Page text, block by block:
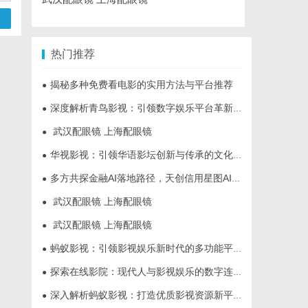
热门推荐
● 揭秘多种免费看电影的实用方法与平台推荐
● 深度解析青鸟影视：引领数字娱乐平台革新的先锋力量
● 武汉配眼镜 上海配眼镜
● 华视影视：引领华语影坛创新与传承的文化先锋
● 多方共探金融AI落地路径，天创信用星图AI助力产业金融智能升级
● 武汉配眼镜 上海配眼镜
● 武汉配眼镜 上海配眼镜
● 蚂蚁影视：引领影视娱乐新时代的多功能平台解析
● 探索在线影院：现代人与影视娱乐的数字连接之道
● 深入解析蚂蚁影视：打造优质影视资源新平台